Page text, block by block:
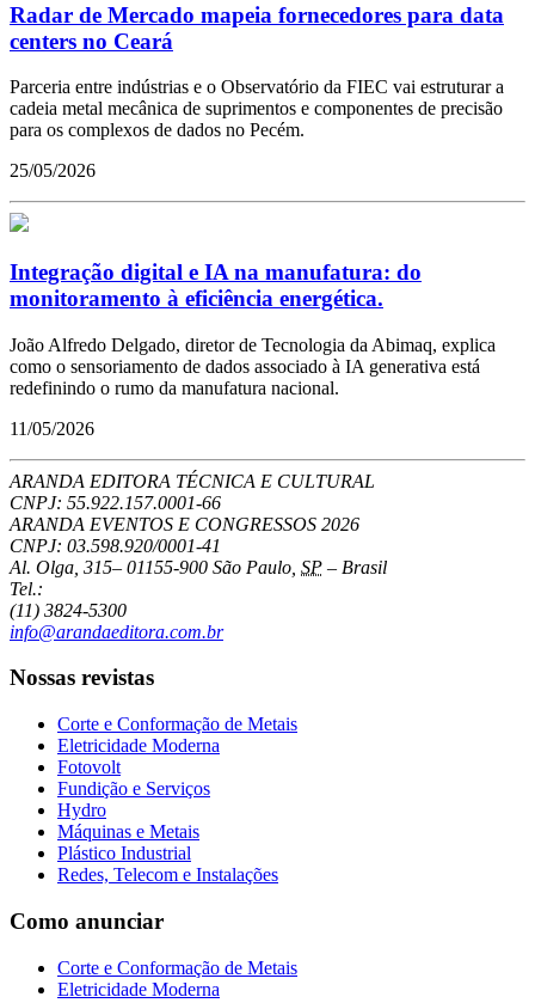
Radar de Mercado mapeia fornecedores para data
centers no Ceará
Parceria entre indústrias e o Observatório da FIEC vai estruturar a
cadeia metal mecânica de suprimentos e componentes de precisão
para os complexos de dados no Pecém.
25/05/2026
Integração digital e IA na manufatura: do
monitoramento à eficiência energética.
João Alfredo Delgado, diretor de Tecnologia da Abimaq, explica
como o sensoriamento de dados associado à IA generativa está
redefinindo o rumo da manufatura nacional.
11/05/2026
ARANDA EDITORA TÉCNICA E CULTURAL
CNPJ: 55.922.157.0001-66
ARANDA EVENTOS E CONGRESSOS 2026
CNPJ: 03.598.920/0001-41
Al. Olga, 315– 01155-900 São Paulo SP – Brasil
Tel.:
(11) 3824-5300
info@arandaeditora.com.br
Nossas revistas
Corte e Conformação de Metais
Eletricidade Moderna
Fotovolt
Fundição e Serviços
Hydro
Máquinas e Metais
Plástico Industrial
Redes, Telecom e Instalações
Como anunciar
Corte e Conformação de Metais
Eletricidade Moderna